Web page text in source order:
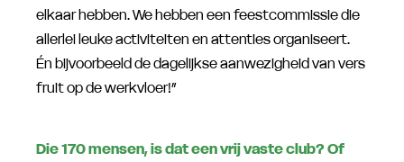
elkaar hebben. We hebben een feestcommissie die
allerlei leuke activiteiten en attenties organiseert.
Én bijvoorbeeld de dagelijkse aanwezigheid van vers
fruit op de werkvloer!”
Die 170 mensen, is dat een vrij vaste club? Of